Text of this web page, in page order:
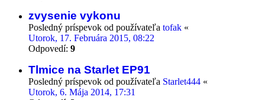
zvysenie vykonu
Posledný príspevok od používateľa tofak «
Utorok, 17. Februára 2015, 08:22
Odpovedí: 9
Tlmice na Starlet EP91
Posledný príspevok od používateľa Starlet444 «
Utorok, 6. Mája 2014, 17:31